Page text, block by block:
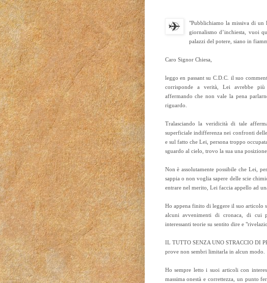
"Pubblichiamo la missiva di un
giornalismo d’inchiesta, vuoi
palazzi del potere, siano in
Caro Signor Chiesa,
leggo en passant su C.D.C. il suo
corrisponde a verità, Lei avrebbe
affermando che non vale la pena
riguardo.
Tralasciando la veridicità di tale
superficiale indifferenza nei confronti
e sul fatto che Lei, persona troppo
sguardo al cielo, trovo la sua una
Non è assolutamente possibile che Lei,
sappia o non voglia sapere delle scie
entrare nel merito, Lei faccia appello ad
Ho appena finito di leggere il suo articolo
alcuni avvenimenti di cronaca, di cui
interessanti teorie su sentito dire e
IL TUTTO SENZA UNO STRACCIO DI
prove non sembri limitarla in alcun modo.
Ho sempre letto i suoi articoli con
massima onestà e correttezza, un punto